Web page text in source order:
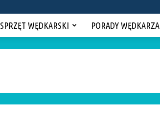
SPRZĘT WĘDKARSKI PORADY WĘDKARZA